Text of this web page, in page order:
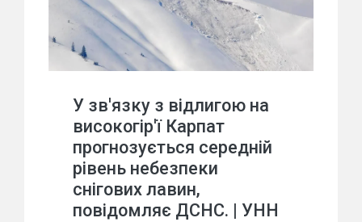
У зв'язку з відлигою на
високогір'ї Карпат
прогнозується середній
рівень небезпеки
снігових лавин,
повідомляє ДСНС. | УНН